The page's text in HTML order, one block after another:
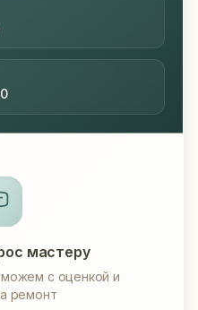
мастеру
с оценкой и
ремонт